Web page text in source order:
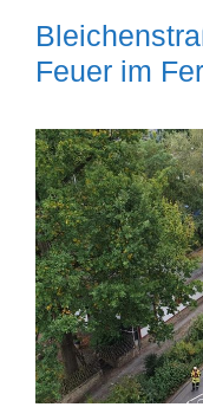
Feuer im